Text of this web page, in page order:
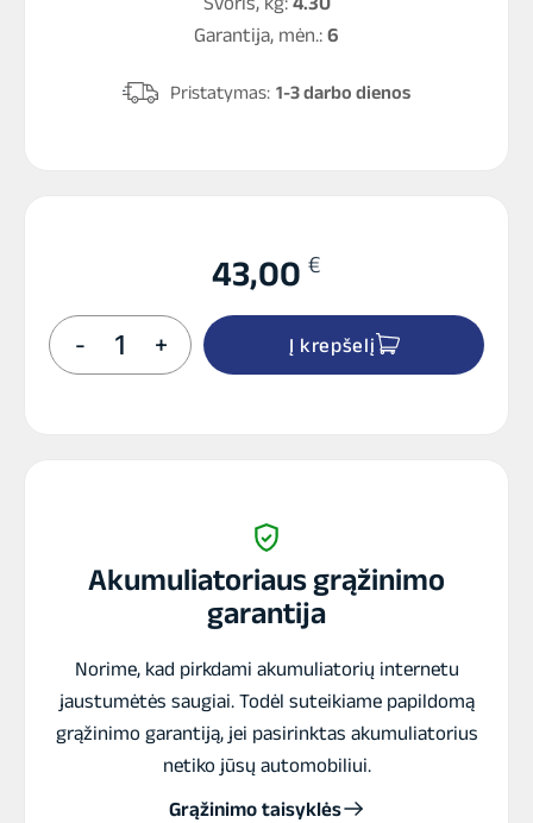
Garantija, mėn.: 6
Pristatymas: 1-3 darbo dienos
43,00 €
-
produkto
kiekis:
INTACT
+ Į krepšelį
Akumuliatoriaus grąžinimo
garantija
Norime, kad pirkdami akumuliatorių internetu
jaustumėtės saugiai. Todėl suteikiame papildomą
grąžinimo garantiją, jei pasirinktas akumuliatorius
netiko jūsų automobiliui.
Grąžinimo taisyklės